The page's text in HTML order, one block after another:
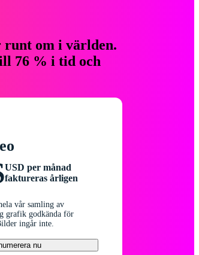
runt om i världen.
76 % i tid och
USD per månad
faktureras årligen
vår samling av
grafik godkända för
ingår inte.
nu